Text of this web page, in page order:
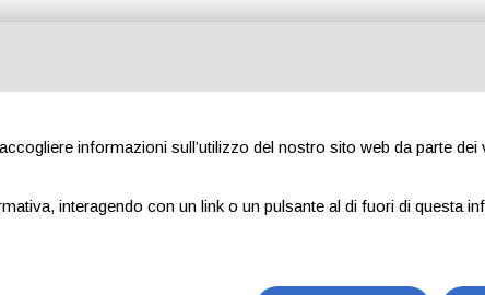
informazioni sull’utilizzo del nostro sito web da parte
interagendo con un link o un pulsante al di fuori di questa